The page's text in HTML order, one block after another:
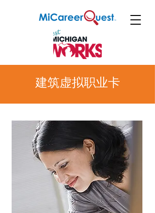
建筑虚拟职业卡